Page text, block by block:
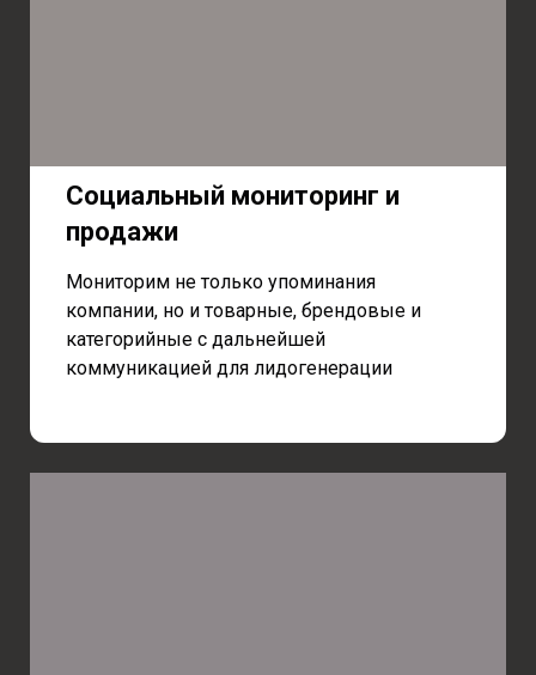
Социальный мониторинг и
продажи
Мониторим не только упоминания
компании, но и товарные, брендовые и
категорийные с дальнейшей
коммуникацией для лидогенерации